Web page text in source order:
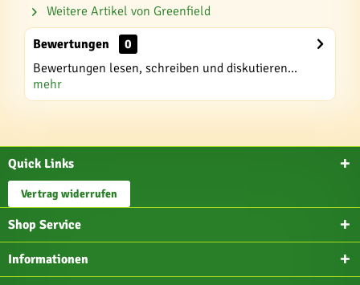
Weitere Artikel von Greenfield
Bewertungen
0
Bewertungen lesen, schreiben und diskutieren...
mehr
Quick Links
Vertrag widerrufen
Shop Service
Informationen